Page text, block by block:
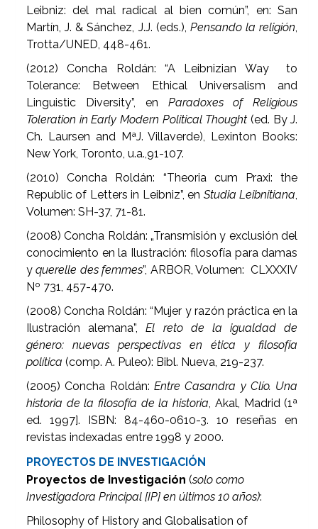
Leibniz: del mal radical al bien común”, en: San
Martín, J. & Sánchez, J.J. (eds.), Pensando la religión,
Trotta/UNED, 448-461.
(2012) Concha Roldán: “A Leibnizian Way to
Tolerance: Between Ethical Universalism and
Linguistic Diversity”, en Paradoxes of Religious
Toleration in Early Modern Political Thought (ed. By J.
Ch. Laursen and MªJ. Villaverde), Lexinton Books:
New York, Toronto, u.a.,91-107.
(2010) Concha Roldán: “Theoria cum Praxi: the
Republic of Letters in Leibniz”, en Studia Leibnitiana,
Volumen: SH-37, 71-81.
(2008) Concha Roldán: „Transmisión y exclusión del
conocimiento en la Ilustración: filosofía para damas
yquerelle des femmes”, ARBOR, Volumen: CLXXXIV
Nº 731, 457-470.
(2008) Concha Roldán: “Mujer y razón práctica en la
Ilustración alemana”,El reto de la igualdad de
género: nuevas perspectivas en ética y filosofía
política (comp. A. Puleo): Bibl. Nueva, 219-237.
(2005) Concha Roldán: Entre Casandra y Clío. Una
historia de la filosofía de la historia, Akal, Madrid (1ª
ed. 1997]. ISBN: 84-460-0610-3. 10 reseñas en
revistas indexadas entre 1998 y 2000.
PROYECTOS DE INVESTIGACIÓN
Proyectos de Investigación(solo como
Investigadora Principal [IP] en últimos 10 años):
Philosophy of History and Globalisation of